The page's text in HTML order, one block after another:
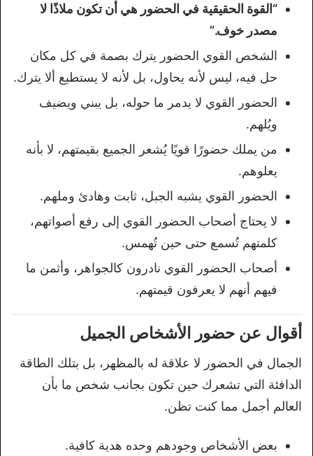
“القوة الحقيقية في الحضور هي أن تكون ملاذًا لا
مصدر خوف.”
الشخص القوي الحضور يترك بصمة في كل مكان
حل فيه، ليس لأنه يحاول، بل لأنه لا يستطيع ألا يترك.
الحضور القوي لا يدمر ما حوله، بل يبني ويضيف
ويُلهم.
من يملك حضورًا قويًا يُشعر الجميع بقيمتهم، لا بأنه
يعلوهم.
الحضور القوي يشبه الجبل، ثابت وهادئ وملهم.
لا يحتاج أصحاب الحضور القوي إلى رفع أصواتهم،
كلمتهم تُسمع حتى حين تُهمس.
أصحاب الحضور القوي نادرون كالجواهر، وأثمن ما
فيهم أنهم لا يعرفون قيمتهم.
أقوال عن حضور الأشخاص الجميل
الجمال في الحضور لا علاقة له بالمظهر، بل بتلك الطاقة
الدافئة التي تشعرك حين تكون بجانب شخص ما بأن
العالم أجمل مما كنت تظن.
بعض الأشخاص وجودهم وحده هدية كافية.